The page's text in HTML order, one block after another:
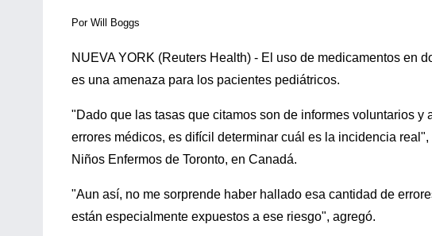
Por Will Boggs
NUEVA YORK (Reuters Health) - El uso de medicamentos en
es una amenaza para los pacientes pediátricos.
"Dado que las tasas que citamos son de informes voluntarios
errores médicos, es difícil determinar cuál es la incidencia
Niños Enfermos de Toronto, en Canadá.
"Aun así, no me sorprende haber hallado esa cantidad de
están especialmente expuestos a ese riesgo", agregó.